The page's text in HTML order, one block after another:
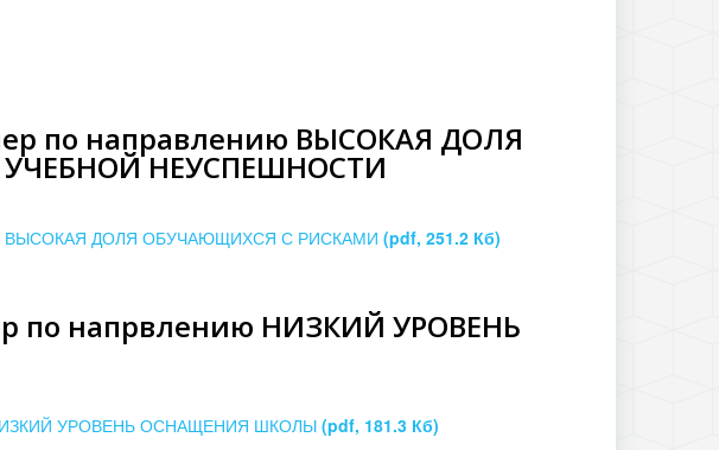
по направлению ВЫСОКАЯ ДОЛЯ
НЕУСПЕШНОСТИ
ВЫСОКАЯ ДОЛЯ ОБУЧАЮЩИХСЯ С РИСКАМИ (pdf, 251.2 Кб)
по напрвлению НИЗКИЙ УРОВЕНЬ
НИЗКИЙ УРОВЕНЬ ОСНАЩЕНИЯ ШКОЛЫ (pdf, 181.3 Кб)